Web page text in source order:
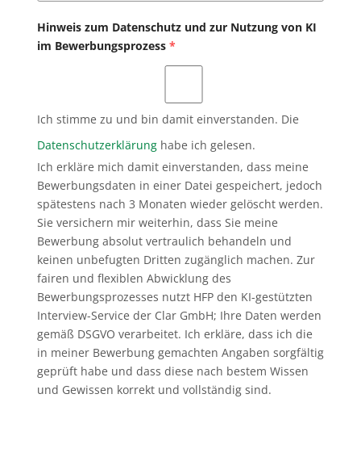
Hinweis zum Datenschutz und zur Nutzung von KI
im Bewerbungsprozess *
Ich stimme zu und bin damit einverstanden. Die
Datenschutzerklärunghabe ich gelesen.
Ich erkläre mich damit einverstanden, dass meine
Bewerbungsdaten in einer Datei gespeichert, jedoch
spätestens nach 3 Monaten wieder gelöscht werden.
Sie versichern mir weiterhin, dass Sie meine
Bewerbung absolut vertraulich behandeln und
keinen unbefugten Dritten zugänglich machen. Zur
fairen und flexiblen Abwicklung des
Bewerbungsprozesses nutzt HFP den KI-gestützten
Interview-Service der Clar GmbH; Ihre Daten werden
gemäß DSGVO verarbeitet. Ich erkläre, dass ich die
in meiner Bewerbung gemachten Angaben sorgfältig
geprüft habe und dass diese nach bestem Wissen
und Gewissen korrekt und vollständig sind.